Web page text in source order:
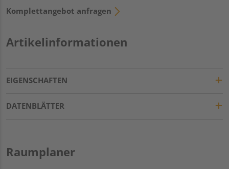
Komplettangebot anfragen
Artikelinformationen
EIGENSCHAFTEN
DATENBLÄTTER
Raumplaner